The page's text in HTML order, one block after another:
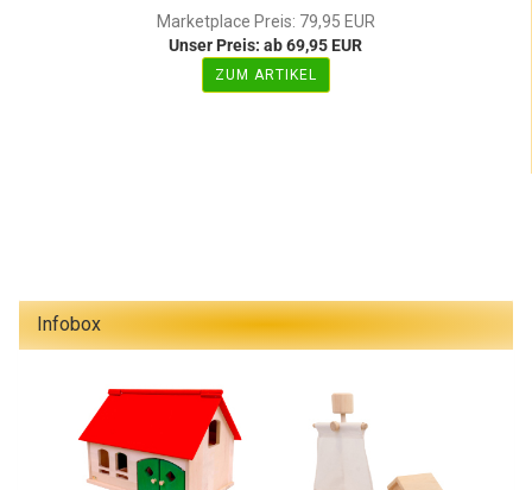
Marketplace Preis: 79,95 EUR
Unser Preis: ab 69,95 EUR
ZUM ARTIKEL
Infobox